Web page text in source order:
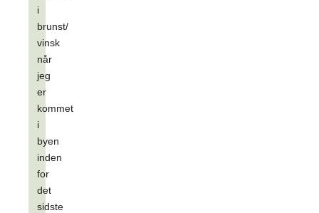
i
brunst/
vinsk
når
jeg
er
kommet
i
byen
inden
for
det
sidste